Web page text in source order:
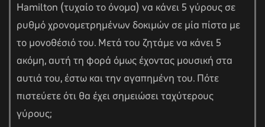
Hamilton (τυχαίο το όνομα) να κάνει 5 γύρους σε
ρυθμό χρονομετρημένων δοκιμών σε μία πίστα με
το μονοθέσιό του. Μετά του ζητάμε να κάνει 5
ακόμη, αυτή τη φορά όμως έχοντας μουσική στα
αυτιά του, έστω και την αγαπημένη του. Πότε
πιστεύετε ότι θα έχει σημειώσει ταχύτερους
γύρους;